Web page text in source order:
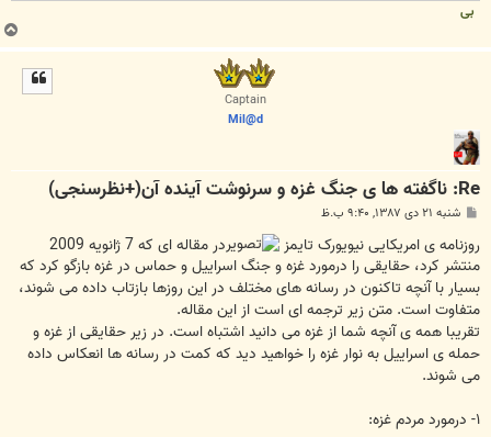
بی
ب
ا
Captain
Mil@d
Re: ناگفته ها ی جنگ غزه و سرنوشت آینده آن(+نظرسنجی)
پ
ت
شنبه ۲۱ دی ۱۳۸۷, ۹:۴۰ ب.ظ
روزنامه ی امریکایی نیویورک تایمز
در مقاله ای که 7 ژانویه 2009
منتشر کرد، حقایقی را درمورد غزه و جنگ اسراییل و حماس در غزه بازگو کرد که
بسیار با آنچه تاکنون در رسانه های مختلف در این روزها بازتاب داده می شوند،
متفاوت است. متن زیر ترجمه ای است از این مقاله.
تقریبا همه ی آنچه شما از غزه می دانید اشتباه است. در زیر حقایقی از غزه و
حمله ی اسراییل به نوار غزه را خواهید دید که کمت در رسانه ها انعکاس داده
می شوند.